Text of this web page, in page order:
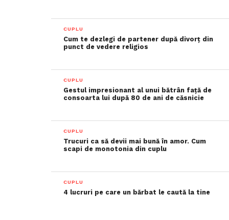
CUPLU
Cum te dezlegi de partener după divorț din
punct de vedere religios
CUPLU
Gestul impresionant al unui bătrân față de
consoarta lui după 80 de ani de căsnicie
CUPLU
Trucuri ca să devii mai bună în amor. Cum
scapi de monotonia din cuplu
CUPLU
4 lucruri pe care un bărbat le caută la tine